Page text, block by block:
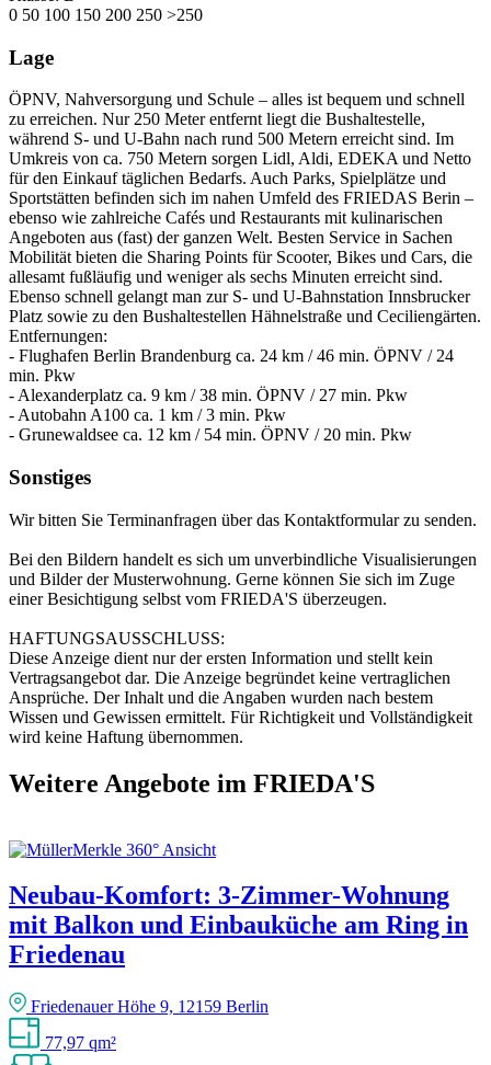
0 50 100 150 200 250 >250
Lage
ÖPNV, Nahversorgung und Schule – alles ist bequem und schnell
zu erreichen. Nur 250 Meter entfernt liegt die Bushaltestelle,
während S- und U-Bahn nach rund 500 Metern erreicht sind. Im
Umkreis von ca. 750 Metern sorgen Lidl, Aldi, EDEKA und Netto
für den Einkauf täglichen Bedarfs. Auch Parks, Spielplätze und
Sportstätten befinden sich im nahen Umfeld des FRIEDAS Berin –
ebenso wie zahlreiche Cafés und Restaurants mit kulinarischen
Angeboten aus (fast) der ganzen Welt. Besten Service in Sachen
Mobilität bieten die Sharing Points für Scooter, Bikes und Cars, die
allesamt fußläufig und weniger als sechs Minuten erreicht sind.
Ebenso schnell gelangt man zur S- und U-Bahnstation Innsbrucker
Platz sowie zu den Bushaltestellen Hähnelstraße und Ceciliengärten.
Entfernungen:
- Flughafen Berlin Brandenburg ca. 24 km / 46 min. ÖPNV / 24
min. Pkw
- Alexanderplatz ca. 9 km / 38 min. ÖPNV / 27 min. Pkw
- Autobahn A100 ca. 1 km / 3 min. Pkw
- Grunewaldsee ca. 12 km / 54 min. ÖPNV / 20 min. Pkw
Sonstiges
Wir bitten Sie Terminanfragen über das Kontaktformular zu senden.
Bei den Bildern handelt es sich um unverbindliche Visualisierungen
und Bilder der Musterwohnung. Gerne können Sie sich im Zuge
einer Besichtigung selbst vom FRIEDA'S überzeugen.
HAFTUNGSAUSSCHLUSS:
Diese Anzeige dient nur der ersten Information und stellt kein
Vertragsangebot dar. Die Anzeige begründet keine vertraglichen
Ansprüche. Der Inhalt und die Angaben wurden nach bestem
Wissen und Gewissen ermittelt. Für Richtigkeit und Vollständigkeit
wird keine Haftung übernommen.
Weitere Angebote im FRIEDA'S
Neubau-Komfort: 3-Zimmer-Wohnung
mit Balkon und Einbauküche am Ring in
Friedenau
Friedenauer Höhe 9, 12159 Berlin
77,97 qm²